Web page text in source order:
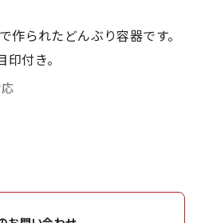
作られたどんぶり容器です。
付き。